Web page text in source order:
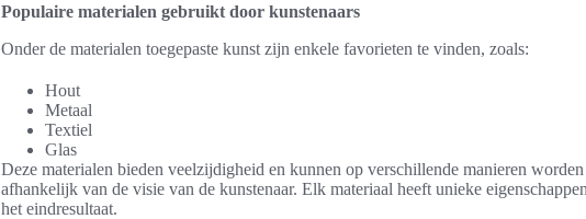
Populaire materialen gebruikt door kunstenaars
Onder de materialen toegepaste kunst zijn enkele favorieten te vinden, zoals:
Hout
Metaal
Textiel
Glas
Deze materialen bieden veelzijdigheid en kunnen op verschillende manieren worden
afhankelijk van de visie van de kunstenaar. Elk materiaal heeft unieke
het eindresultaat.